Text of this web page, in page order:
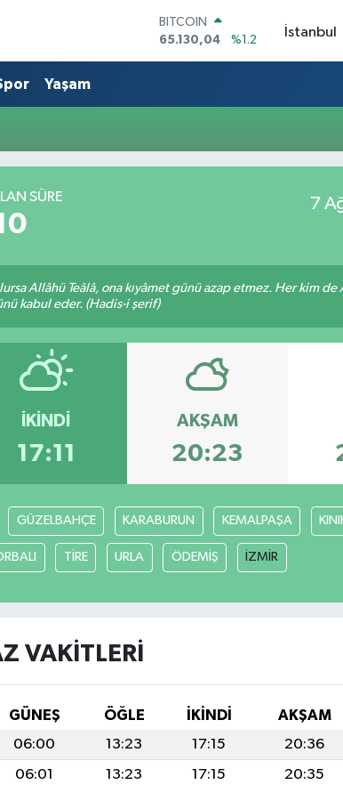
BITCOIN
65.130,04
%1.2
55,0265
%0.01
GRAM ALTIN
İstanbul
Yaşam
SÜRE 7
Allâhü Teâlâ, ona kıyâmet günü azap etmez. Her kim de
kabul eder. (Hadis-i şerif)
İKINDI
17:11
AKŞAM
20:23
GÜZELBAHÇE KARABURUN KEMALPAŞA
TİRE URLA ÖDEMİŞ İZMİR
VAKITLERI
GÜNEŞ ÖĞLE İKINDI AKŞAM
06:00 13:23 17:15 20:36
06:01 13:23 17:15 20:35